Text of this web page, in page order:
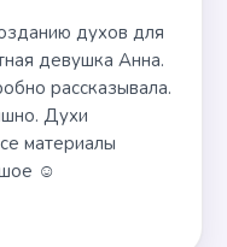
духов для
девушка Анна.
рассказывала.
Духи
материалы
☺️